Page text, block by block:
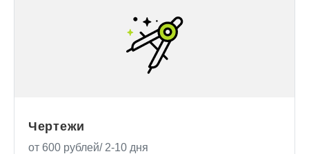
Чертежи
от 600 рублей/ 2-10 дня